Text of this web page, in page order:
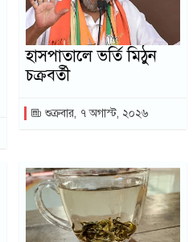
হাসপাতালে ভর্তি মিঠুন
চক্রবর্তী
শুক্রবার, ৭ অগাস্ট, ২০২৬